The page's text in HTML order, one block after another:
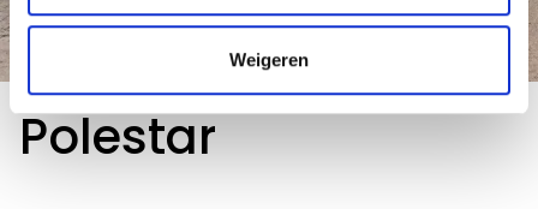
Weigeren
Polestar